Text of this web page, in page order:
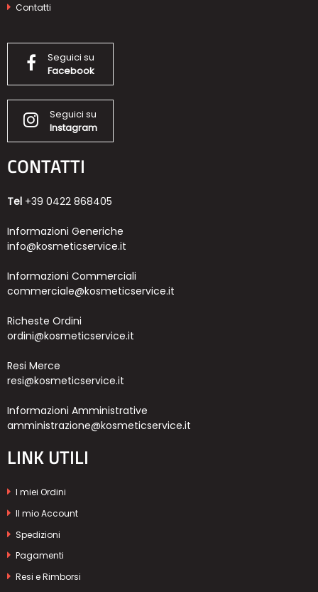
Contatti
Seguici su
Facebook
Seguici su
Instagram
CONTATTI
Tel +39 0422 868405
Informazioni Generiche
info@kosmeticservice.it
Informazioni Commerciali
commerciale@kosmeticservice.it
Richeste Ordini
ordini@kosmeticservice.it
Resi Merce
resi@kosmeticservice.it
Informazioni Amministrative
amministrazione@kosmeticservice.it
LINK UTILI
I miei Ordini
Il mio Account
Spedizioni
Pagamenti
Resi e Rimborsi